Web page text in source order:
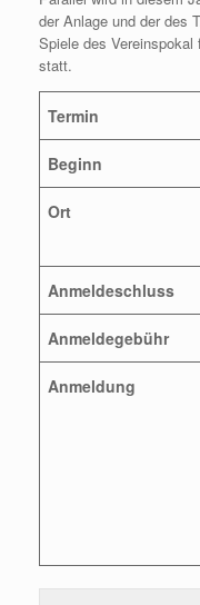
der Anlage und der des
Spiele des
statt.
Termin
Beginn
Ort
Anmeldeschluss
Anmeldegebühr
Anmeldung